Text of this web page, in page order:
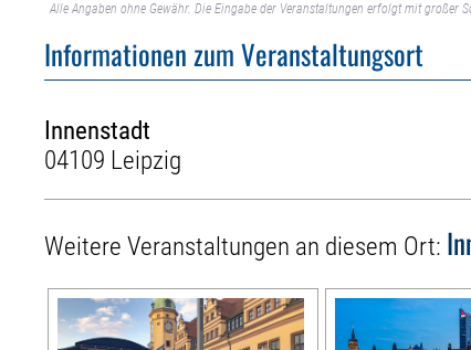
Alle Angaben ohne Gewähr. Die Eingabe der Veranstaltungen erfolgt mit großer
Informationen zum Veranstaltungsort
Innenstadt
04109 Leipzig
Weitere Veranstaltungen an diesem Ort: